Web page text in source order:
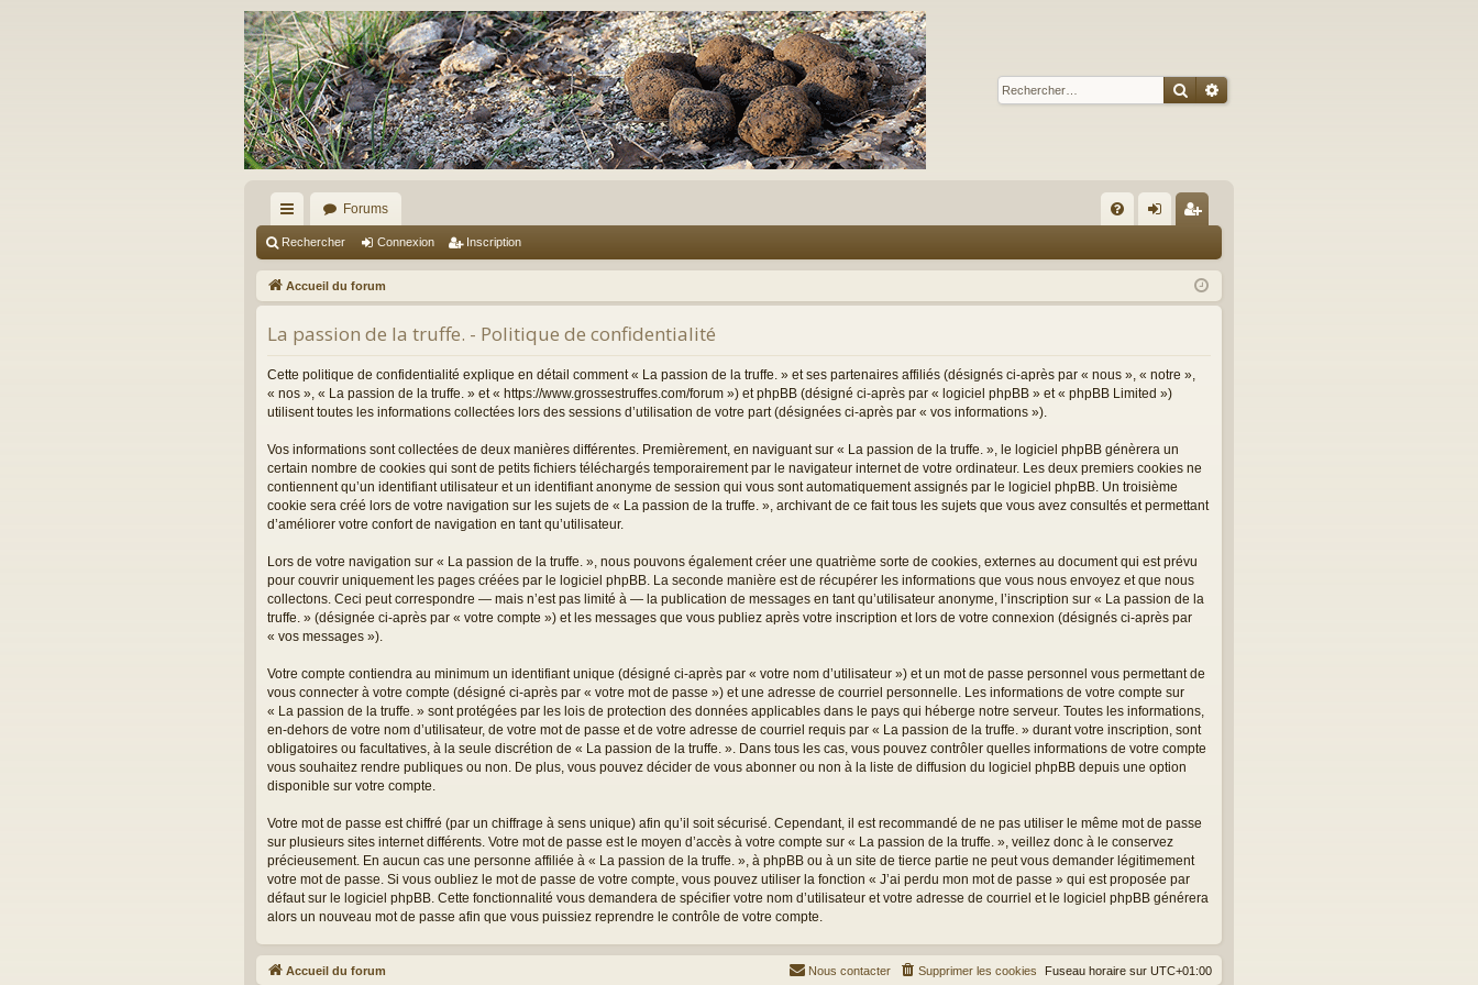
Rechercher
Recherche avancée
ac
co
ur
ci
s
Forums
Q ne
xi
cri
pti
Rechercher Connexion Inscription
Accueil du forum
La passion de la truffe. - Politique de confidentialité
Cette politique de confidentialité explique en détail comment « La passion de la truffe. » et ses partenaires affiliés (désignés ci-après par « nous », « notre »,
« nos », « La passion de la truffe. » et « https://www.grossestruffes.com/forum ») et phpBB (désigné ci-après par « logiciel phpBB » et « phpBB Limited »)
utilisent toutes les informations collectées lors des sessions d’utilisation de votre part (désignées ci-après par « vos informations »).
Vos informations sont collectées de deux manières différentes. Premièrement, en naviguant sur « La passion de la truffe. », le logiciel phpBB génèrera un
certain nombre de cookies qui sont de petits fichiers téléchargés temporairement par le navigateur internet de votre ordinateur. Les deux premiers cookies ne
contiennent qu’un identifiant utilisateur et un identifiant anonyme de session qui vous sont automatiquement assignés par le logiciel phpBB. Un troisième
cookie sera créé lors de votre navigation sur les sujets de « La passion de la truffe. », archivant de ce fait tous les sujets que vous avez consultés et permettant
d’améliorer votre confort de navigation en tant qu’utilisateur.
Lors de votre navigation sur « La passion de la truffe. », nous pouvons également créer une quatrième sorte de cookies, externes au document qui est prévu
pour couvrir uniquement les pages créées par le logiciel phpBB. La seconde manière est de récupérer les informations que vous nous envoyez et que nous
collectons. Ceci peut correspondre — mais n’est pas limité à — la publication de messages en tant qu’utilisateur anonyme, l’inscription sur « La passion de la
truffe. » (désignée ci-après par « votre compte ») et les messages que vous publiez après votre inscription et lors de votre connexion (désignés ci-après par
« vos messages »).
Votre compte contiendra au minimum un identifiant unique (désigné ci-après par « votre nom d’utilisateur ») et un mot de passe personnel vous permettant de
vous connecter à votre compte (désigné ci-après par « votre mot de passe ») et une adresse de courriel personnelle. Les informations de votre compte sur
« La passion de la truffe. » sont protégées par les lois de protection des données applicables dans le pays qui héberge notre serveur. Toutes les informations,
en-dehors de votre nom d’utilisateur, de votre mot de passe et de votre adresse de courriel requis par « La passion de la truffe. » durant votre inscription, sont
obligatoires ou facultatives, à la seule discrétion de « La passion de la truffe. ». Dans tous les cas, vous pouvez contrôler quelles informations de votre compte
vous souhaitez rendre publiques ou non. De plus, vous pouvez décider de vous abonner ou non à la liste de diffusion du logiciel phpBB depuis une option
disponible sur votre compte.
Votre mot de passe est chiffré (par un chiffrage à sens unique) afin qu’il soit sécurisé. Cependant, il est recommandé de ne pas utiliser le même mot de passe
sur plusieurs sites internet différents. Votre mot de passe est le moyen d’accès à votre compte sur « La passion de la truffe. », veillez donc à le conservez
précieusement. En aucun cas une personne affiliée à « La passion de la truffe. », à phpBB ou à un site de tierce partie ne peut vous demander légitimement
votre mot de passe. Si vous oubliez le mot de passe de votre compte, vous pouvez utiliser la fonction « J’ai perdu mon mot de passe » qui est proposée par
défaut sur le logiciel phpBB. Cette fonctionnalité vous demandera de spécifier votre nom d’utilisateur et votre adresse de courriel et le logiciel phpBB générera
alors un nouveau mot de passe afin que vous puissiez reprendre le contrôle de votre compte.
Accueil du forum Fuseau horaire sur UTC+01:00
Supprimer les cookies
Nous contacter